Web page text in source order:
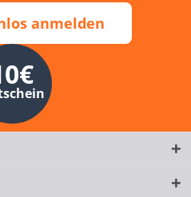
anmelden